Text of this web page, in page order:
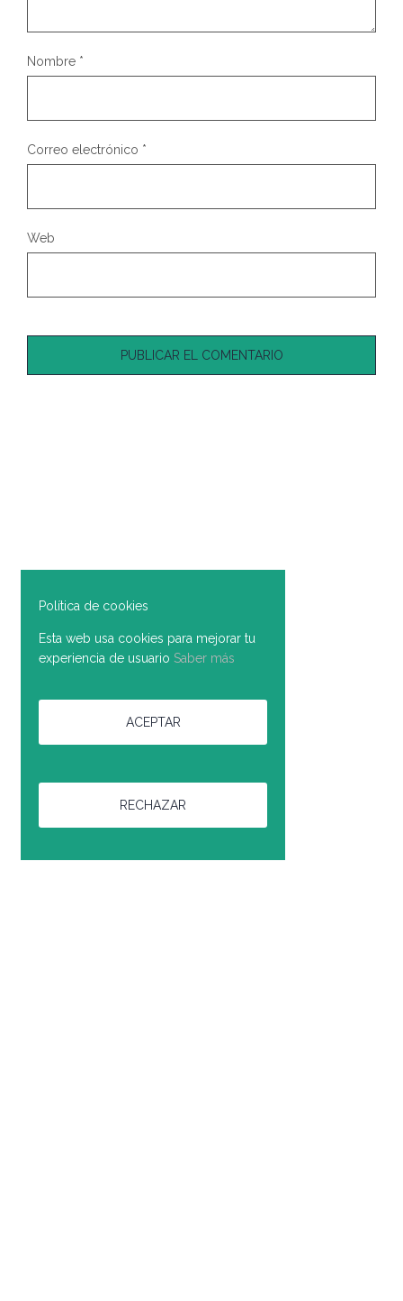
Nombre *
Correo electrónico *
Web
Política de cookies
Esta web usa cookies para mejorar tu
experiencia de usuario Saber más
ACEPTAR
RECHAZAR